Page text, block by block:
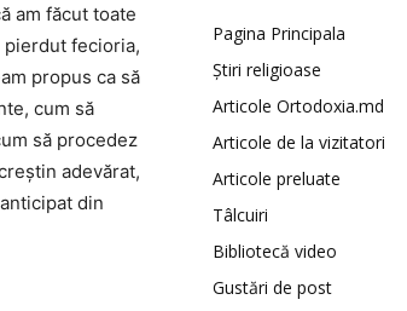
am făcut toate
pierdut fecioria,
propus ca să
cum să
să procedez
adevărat,
din
Pagina Principala
Știri religioase
Articole Ortodoxia.md
Articole de la vizitatori
Articole preluate
Tâlcuiri
Bibliotecă video
Gustări de post